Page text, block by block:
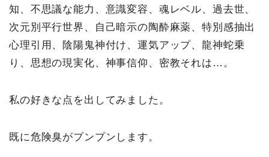
知、不思議な能力、意識変容、魂レベル、過去世、
次元別平行世界、自己暗示の陶酔麻薬、特別感抽出
心理引用、陰陽鬼神付け、運気アップ、龍神蛇乗
り、思想の現実化、神事信仰、密教それは…。
私の好きな点を出してみました。
既に危険臭がプンプンします。